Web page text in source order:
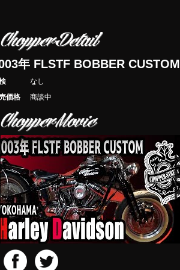
年 FLSTF BOBBER CUSTOM
なし
価格
商談中